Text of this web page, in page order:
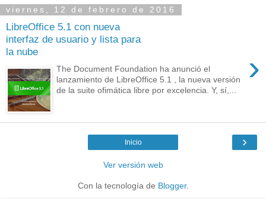
viernes, 12 de febrero de 2016
LibreOffice 5.1 con nueva
interfaz de usuario y lista para
la nube
›
The Document Foundation ha anunció el
lanzamiento de LibreOffice 5.1 , la nueva versión
de la suite ofimática libre por excelencia. Y, sí,...
›
Inicio
Ver versión web
Con la tecnología de Blogger.